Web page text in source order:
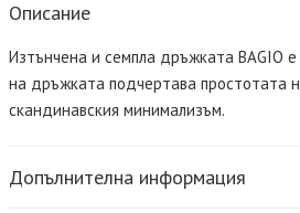
Описание
Изтънчена и семпла дръжката BAGIO
на дръжката подчертава простотата
скандинавския минимализъм.
Допълнителна информация